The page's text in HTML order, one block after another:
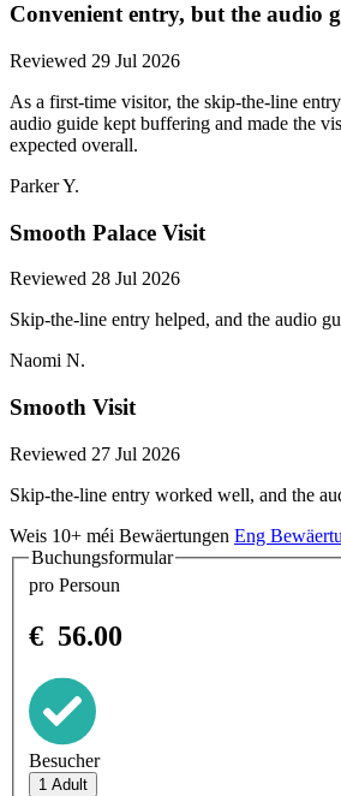
Convenient entry, but the audio
Reviewed 29 Jul 2026
As a first-time visitor, the skip-the-line
audio guide kept buffering and made the
expected overall.
Parker Y.
Smooth Palace Visit
Reviewed 28 Jul 2026
Skip-the-line entry helped, and the audio
Naomi N.
Smooth Visit
Reviewed 27 Jul 2026
Skip-the-line entry worked well, and the
Weis 10+ méi Bewäertungen Eng
Buchungsformular
pro Persoun
€ 56.00
Besucher